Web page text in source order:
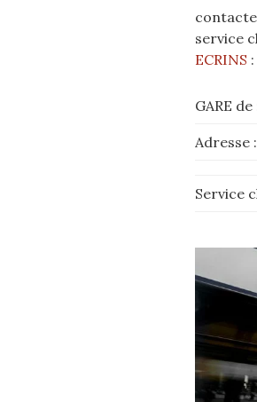
service
ECRINS :
GARE de
Adresse :
Service